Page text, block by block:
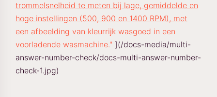
trommelsnelheid te meten bij lage, gemiddelde en
hoge instellingen (500, 900 en 1400 RPM), met
een afbeelding van kleurrijk wasgoed in een
voorladende wasmachine." ](/docs-media/multi-
answer-number-check/docs-multi-answer-number-
check-1.jpg)